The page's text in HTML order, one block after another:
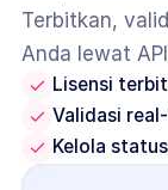
Terbitkan,
Anda lewat
Lisensi
Validasi
Kelola